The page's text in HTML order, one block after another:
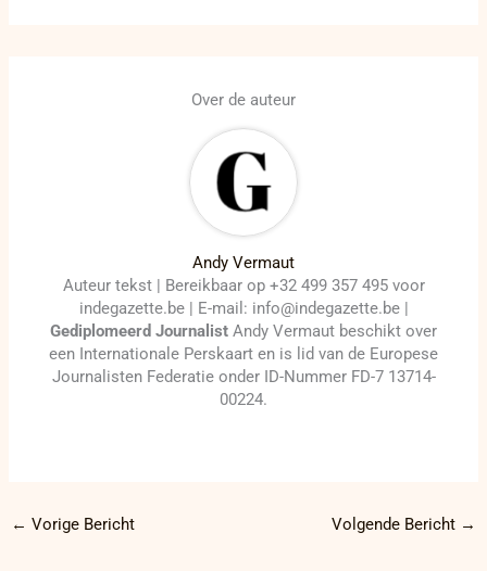
Over de auteur
Andy Vermaut
Auteur tekst | Bereikbaar op +32 499 357 495 voor
indegazette.be | E-mail: info@indegazette.be |
Gediplomeerd Journalist Andy Vermaut beschikt over
een Internationale Perskaart en is lid van de Europese
Journalisten Federatie onder ID-Nummer FD-7 13714-
00224.
← Vorige Bericht Volgende Bericht →